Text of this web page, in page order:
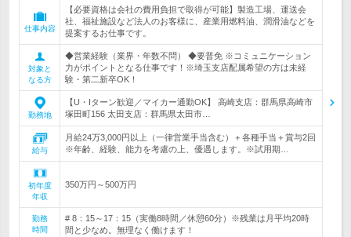
仕事内容
【必要資格は会社の費用負担で取得が可能】製造工場、運送会
社、福祉施設など法人のお客様に、産業用燃料油、潤滑油などを
提案するお仕事です。
対象と
なる方
◆営業経験（業界・年数不問） ◆要普免 ※コミュニケーション
力がポイントとなる仕事です！※埼玉支店配属希望の方は未経
験・第二新卒OK！
勤務地
【U・Iターン歓迎／マイカー通勤OK】 高崎支店：群馬県高崎市
塚田町156 太田支店：群馬県太田市…
給与
月給24万3,000円以上（一律営業手当含む）＋各種手当＋賞与2回
※年齢、経験、能力を考慮の上、優遇します。※試用期…
初年度
年収
350万円～500万円
勤務
時間
# 8：15～17：15（実働8時間／休憩60分）※残業は月平均20時
間と少なめ。無理なく働けます！